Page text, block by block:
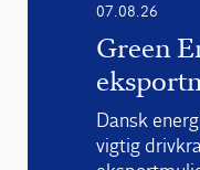
07.08.26
Green
Dansk
vigtig